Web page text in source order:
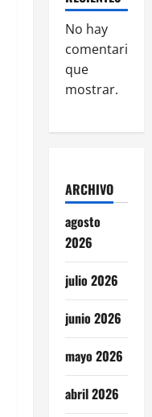
No hay
comentarios
que
mostrar.
ARCHIVO
agosto
2026
julio 2026
junio 2026
mayo 2026
abril 2026